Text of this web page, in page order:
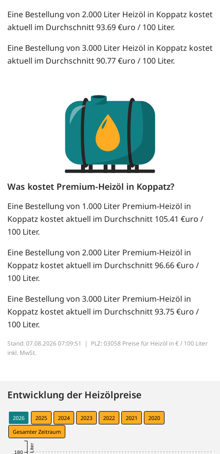
Eine Bestellung von 2.000 Liter Heizöl in Koppatz kostet
aktuell im Durchschnitt 93.69 €uro / 100 Liter.
Eine Bestellung von 3.000 Liter Heizöl in Koppatz kostet
aktuell im Durchschnitt 90.77 €uro / 100 Liter.
Was kostet Premium-Heizöl in Koppatz?
Eine Bestellung von 1.000 Liter Premium-Heizöl in
Koppatz kostet aktuell im Durchschnitt 105.41 €uro /
100 Liter.
Eine Bestellung von 2.000 Liter Premium-Heizöl in
Koppatz kostet aktuell im Durchschnitt 96.66 €uro /
100 Liter.
Eine Bestellung von 3.000 Liter Premium-Heizöl in
Koppatz kostet aktuell im Durchschnitt 93.75 €uro /
100 Liter.
Stand: 07.08.2026 07:09:51 | PLZ: 03058 Preise für Heizöl in € / 100 Liter
inkl. MwSt.
Entwicklung der Heizölpreise
2026 2025 2024 2023 2022 2021
2020
Gesamter Zeitraum
180